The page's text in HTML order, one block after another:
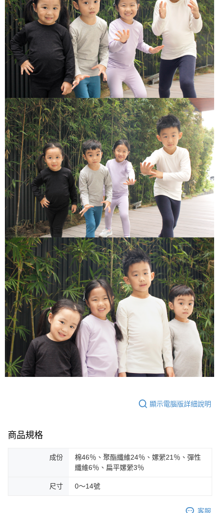
顯示電腦版詳細說明
商品規格
成份
棉46％、聚酯纖維24％、嫘縈21％、彈性
纖維6％、扁平嫘縈3％
尺寸 0～14號
客服